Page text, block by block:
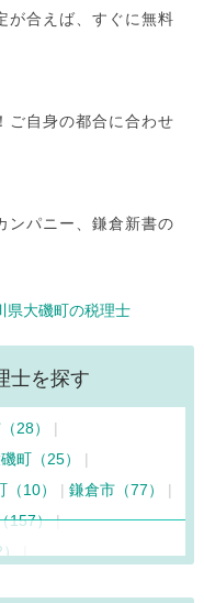
が合えば、すぐに無料
ご自身の都合に合わせ
ンパニー、鎌倉新書の
県大磯町の税理士
士を探す
28）
町（25）
（10）
鎌倉市（77）
157）